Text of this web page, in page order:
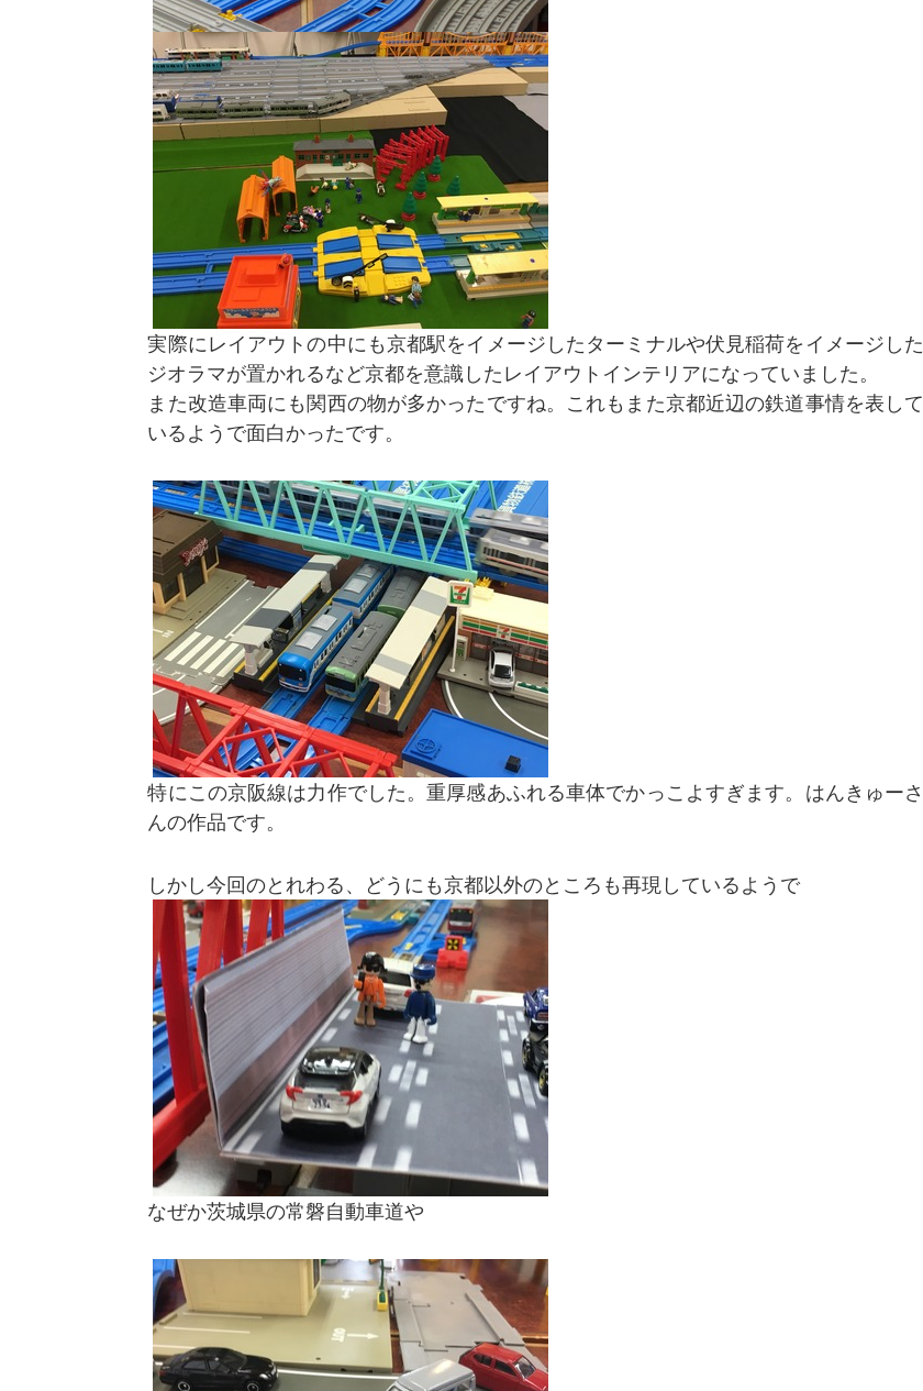
実際にレイアウトの中にも京都駅をイメージしたターミナルや伏見稲荷をイメージした
ジオラマが置かれるなど京都を意識したレイアウトインテリアになっていました。
また改造車両にも関西の物が多かったですね。これもまた京都近辺の鉄道事情を表して
いるようで面白かったです。
特にこの京阪線は力作でした。重厚感あふれる車体でかっこよすぎます。はんきゅーさ
んの作品です。
しかし今回のとれわる、どうにも京都以外のところも再現しているようで
なぜか茨城県の常磐自動車道や